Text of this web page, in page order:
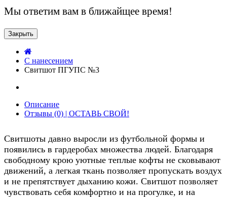
Мы ответим вам в ближайщее время!
Закрыть
C нанесением
Свитшот ПГУПС №3
Описание
Отзывы (0) | ОСТАВЬ СВОЙ!
Свитшоты давно выросли из футбольной формы и
появились в гардеробах множества людей. Благодаря
свободному крою уютные теплые кофты не сковывают
движений, а легкая ткань позволяет пропускать воздух
и не препятствует дыханию кожи. Свитшот позволяет
чувствовать себя комфортно и на прогулке, и на